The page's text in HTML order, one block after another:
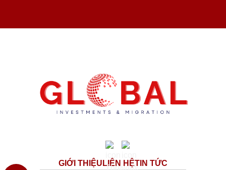
GIỚI THIỆU LIÊN HỆTIN TỨC